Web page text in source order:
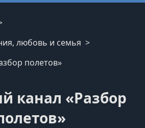
любовь и семья
полетов»
канал «Разбор